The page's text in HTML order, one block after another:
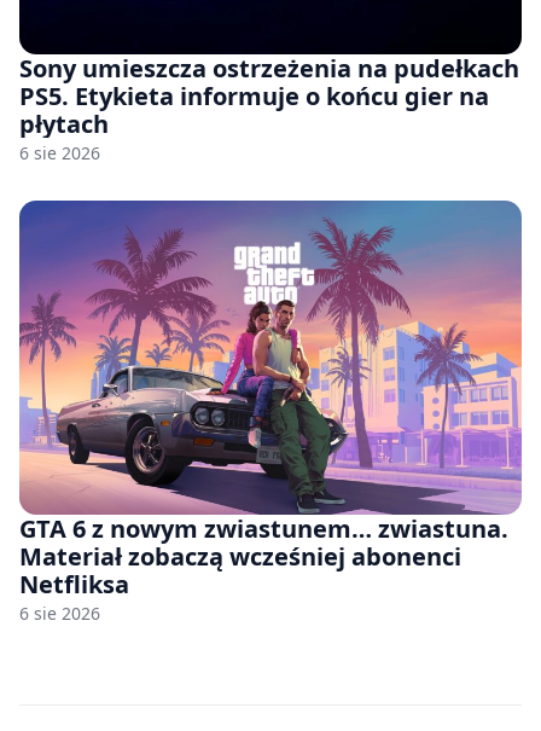
Sony umieszcza ostrzeżenia na pudełkach
PS5. Etykieta informuje o końcu gier na
płytach
6 sie 2026
GTA 6 z nowym zwiastunem… zwiastuna.
Materiał zobaczą wcześniej abonenci
Netfliksa
6 sie 2026